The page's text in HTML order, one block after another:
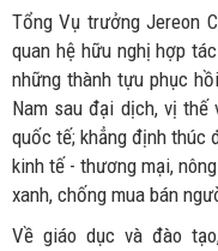
Tổng Vụ trưởng Jereon
quan hệ hữu nghị hợp
những thành tựu phục
Nam sau đại dịch, vị
quốc tế; khẳng định thúc
kinh tế - thương mại,
xanh, chống mua bán
Về giáo dục và đào